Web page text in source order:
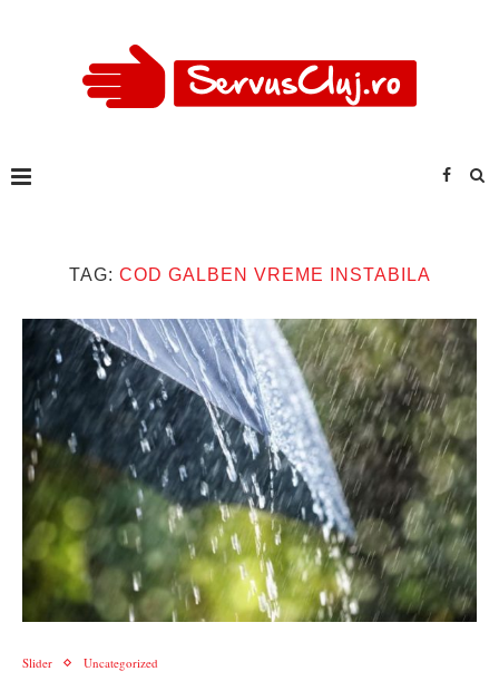
TAG: COD GALBEN VREME INSTABILA
Slider Uncategorized